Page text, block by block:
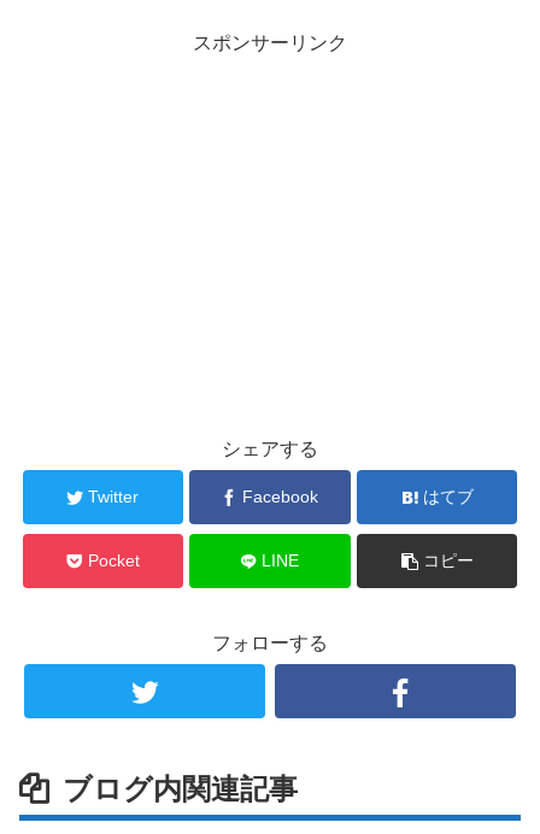
スポンサーリンク
シェアする
Twitter Facebook はてブ
Pocket LINE コピー
フォローする
ブログ内関連記事